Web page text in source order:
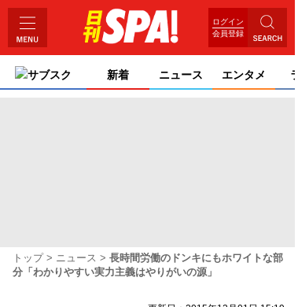
ログイン
会員登録
サブスク 新着 ニュース エンタメ
トップ ニュース
長時間労働のドンキにもホワイトな部
分「わかりやすい実力主義はやりがいの源」